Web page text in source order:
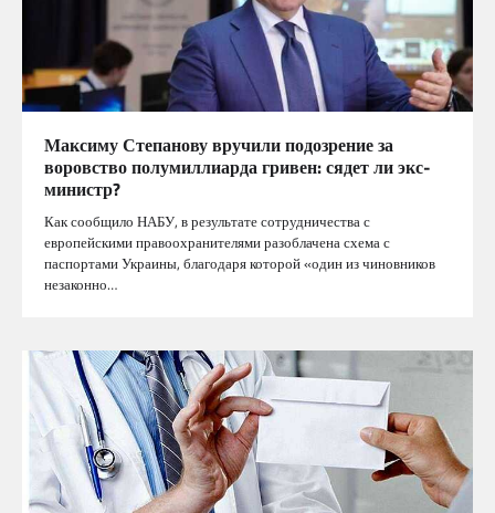
Максиму Степанову вручили подозрение за
воровство полумиллиарда гривен: сядет ли экс-
министр?
Как сообщило НАБУ, в результате сотрудничества с
европейскими правоохранителями разоблачена схема с
паспортами Украины, благодаря которой «один из чиновников
незаконно…